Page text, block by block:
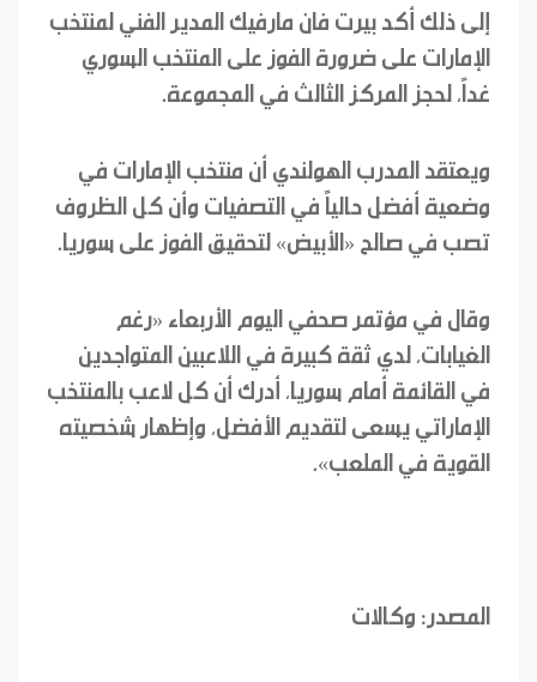
إلى ذلك أكد بيرت فان مارفيك المدير الفني لمنتخب
الإمارات على ضرورة الفوز على المنتخب السوري
غداً، لحجز المركز الثالث في المجموعة.
ويعتقد المدرب الهولندي أن منتخب الإمارات في
وضعية أفضل حالياً في التصفيات وأن كل الظروف
تصب في صالح «الأبيض» لتحقيق الفوز على سوريا.
وقال في مؤتمر صحفي اليوم الأربعاء «رغم
الغيابات، لدي ثقة كبيرة في اللاعبين المتواجدين
في القائمة أمام سوريا، أدرك أن كل لاعب بالمنتخب
الإماراتي يسعى لتقديم الأفضل، وإظهار شخصيته
القوية في الملعب».
المصدر: وكالات